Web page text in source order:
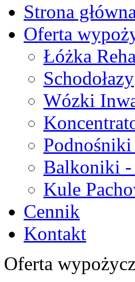
Strona
Oferta
Łóżka
Schodołazy
Wózki
Balkoniki
Kule
Cennik
Kontakt
Oferta